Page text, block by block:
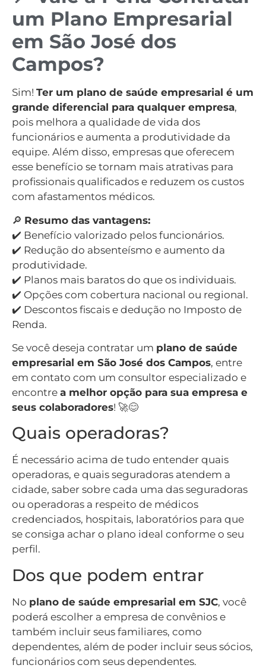
um Plano Empresarial
em São José dos
Campos?
Sim! Ter um plano de saúde empresarial é um
grande diferencial para qualquer empresa,
pois melhora a qualidade de vida dos
funcionários e aumenta a produtividade da
equipe. Além disso, empresas que oferecem
esse benefício se tornam mais atrativas para
profissionais qualificados e reduzem os custos
com afastamentos médicos.
🔎 Resumo das vantagens:
✔️ Benefício valorizado pelos funcionários.
✔️ Redução do absenteísmo e aumento da
produtividade.
✔️ Planos mais baratos do que os individuais.
✔️ Opções com cobertura nacional ou regional.
✔️ Descontos fiscais e dedução no Imposto de
Renda.
Se você deseja contratar um plano de saúde
empresarial em São José dos Campos, entre
em contato com um consultor especializado e
encontre a melhor opção para sua empresa e
seus colaboradores! 🚀😊
Quais operadoras?
É necessário acima de tudo entender quais
operadoras, e quais seguradoras atendem a
cidade, saber sobre cada uma das seguradoras
ou operadoras a respeito de médicos
credenciados, hospitais, laboratórios para que
se consiga achar o plano ideal conforme o seu
perfil.
Dos que podem entrar
No plano de saúde empresarial em SJC, você
poderá escolher a empresa de convênios e
também incluir seus familiares, como
dependentes, além de poder incluir seus sócios,
funcionários com seus dependentes.